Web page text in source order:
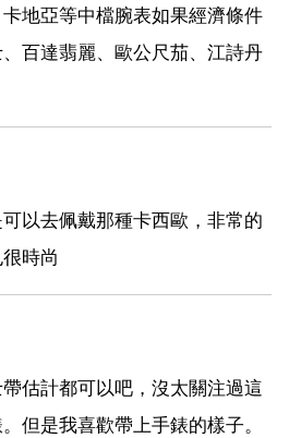
地亞等中檔腕表如果經濟條件
百達翡麗、歐公尺茄、江詩丹
以去佩戴那種卡西歐，非常的
時尚
估計都可以吧，沒太關注過這
但是我喜歡帶上手錶的樣子。